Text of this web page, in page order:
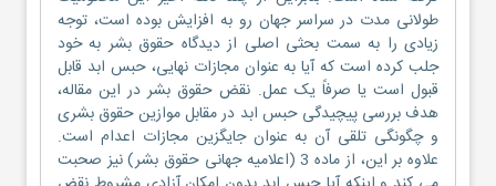
طولانی مدت در سراسر جهان رو به افزایش بوده است، توجه
زیادی را به سمت بحثی اصلی از دیدگاه حقوق بشر به خود
جلب کرده است که آیا به عنوان مجازات نهایی، حبس ابد قابل
قبول است یا صرفاً یک عمل. نقض حقوق بشر در این مقاله،
هدف بررسی پیچیدگی حبس ابد در مقابل موازین حقوق بشری
و چگونگی تلقی آن به عنوان جایگزین مجازات اعدام است.
علاوه بر این، از ماده 3 (اعلامیه جهانی حقوق بشر) نیز صحبت